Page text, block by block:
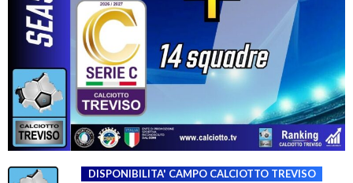
DISPONIBILITA' CAMPO CALCIOTTO TREVISO